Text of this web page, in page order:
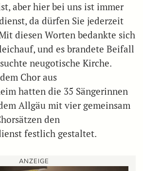
aber hier bei uns ist immer
da dürfen Sie jederzeit
diesen Worten bedankte sich
und es brandete Beifall
neugotische Kirche.
Chor aus
hatten die 35 Sängerinnen
Allgäu mit vier gemeinsam
den
festlich gestaltet.
ANZEIGE